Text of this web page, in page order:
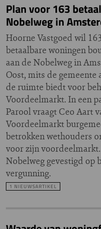
Plan voor 163
Nobelweg in
Hoorne Vastgoed wil
betaalbare woningen
aan de Nobelweg in
Oost, mits de gemeente
de ruimte biedt voor
Voordeelmarkt. In een
Parool vraagt Ceo Aart
Voordeelmarkt
betrokken wethouders
voor zijn
Nobelweg gevestigd op
vergunning.
1 NIEUWSARTIKEL